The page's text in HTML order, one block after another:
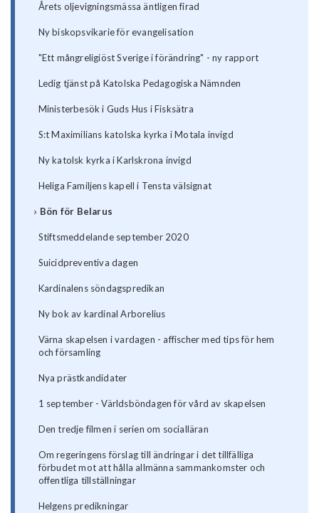
Årets oljevigningsmässa äntligen firad
Ny biskopsvikarie för evangelisation
"Ett mångreligiöst Sverige i förändring" - ny rapport
Ledig tjänst på Katolska Pedagogiska Nämnden
Ministerbesök i Guds Hus i Fisksätra
S:t Maximilians katolska kyrka i Motala invigd
Ny katolsk kyrka i Karlskrona invigd
Heliga Familjens kapell i Tensta välsignat
Bön för Belarus
Stiftsmeddelande september 2020
Suicidpreventiva dagen
Kardinalens söndagspredikan
Ny bok av kardinal Arborelius
Värna skapelsen i vardagen - affischer med tips för hem
och församling
Nya prästkandidater
1 september - Världsböndagen för vård av skapelsen
Den tredje filmen i serien om socialläran
Om regeringens förslag till ändringar i det tillfälliga
förbudet mot att hålla allmänna sammankomster och
offentliga tillställningar
Helgens predikningar